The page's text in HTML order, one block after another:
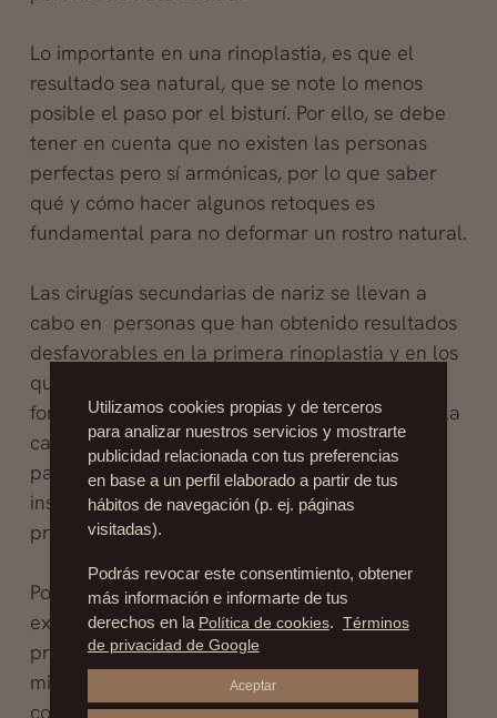
Lo importante en una rinoplastia, es que el
resultado sea natural, que se note lo menos
posible el paso por el bisturí. Por ello, se debe
tener en cuenta que no existen las personas
perfectas pero sí armónicas, por lo que saber
qué y cómo hacer algunos retoques es
fundamental para no deformar un rostro natural.
Las cirugías secundarias de nariz se llevan a
cabo en personas que han obtenido resultados
desfavorables en la primera rinoplastia y en los
que su estética no es natural, y el tamaño o
forma de la nariz no armoniza con el resto de la
cara, o tiene problemas respiratorios. Los
pacientes se presentan desconformes,
insatisfechos y con deseos de solucionar el
problema de forma inmediata.
Por eso es fundamental informarse de la
experiencia del especialista y de su calidad
profesional, no todos los cirujanos poseen las
mismas habilidades, destrezas quirúrgicas o
conocimientos profundos. Y él será quien
Utilizamos cookies propias y de terceros
para analizar nuestros servicios y mostrarte
publicidad relacionada con tus preferencias
en base a un perfil elaborado a partir de tus
hábitos de navegación (p. ej. páginas
visitadas).
Podrás revocar este consentimiento, obtener
más información e informarte de tus
derechos en la Política de cookies. Términos
de privacidad de Google
Aceptar